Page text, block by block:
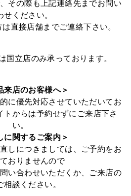
その際も上記連絡先までお問い
せください。
直接店舗までご連絡下さい。
国立店のみ承っております。
来店のお客様へ＞
に優先対応させていただいてお
トからは予約せずにご来店下さ
い。
に関するご案内＞
しにつきましては、ご予約をお
おりませんので
い合わせいただくか、ご来店の
相談ください。